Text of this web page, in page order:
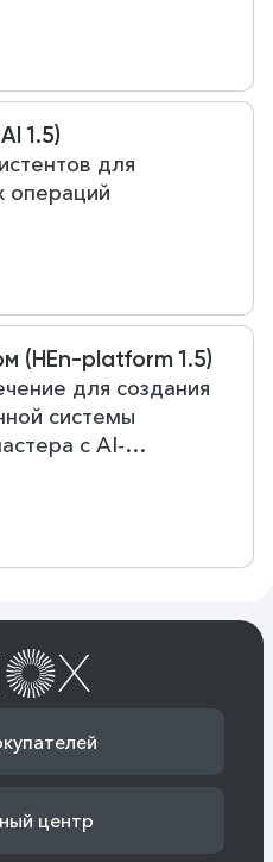
и создания
1.5)
для
операций
(HEn-platform 1.5)
для создания
системы
с AI-
центр